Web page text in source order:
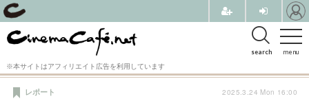
menu
search
※本サイトはアフィリエイト広告を利用しています
レポート 2025.3.24 Mon 16:00